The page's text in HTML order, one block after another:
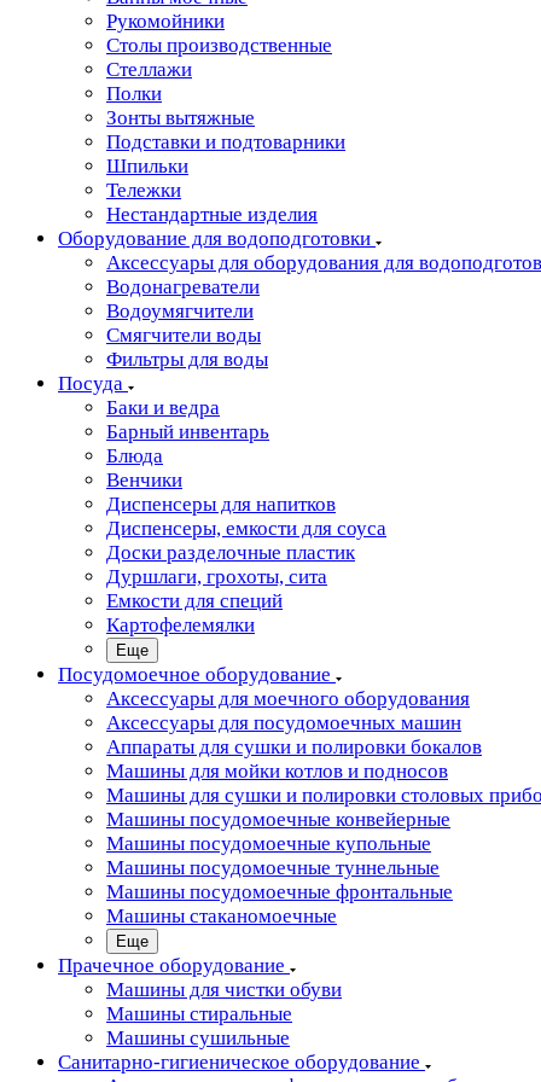
Рукомойники
Столы производственные
Стеллажи
Полки
Зонты вытяжные
Подставки и подтоварники
Шпильки
Тележки
Нестандартные изделия
Оборудование для водоподготовки
Аксессуары для оборудования для
Водонагреватели
Водоумягчители
Смягчители воды
Фильтры для воды
Посуда
Баки и ведра
Барный инвентарь
Блюда
Венчики
Диспенсеры для напитков
Диспенсеры, емкости для соуса
Доски разделочные пластик
Дуршлаги, грохоты, сита
Емкости для специй
Картофелемялки
Еще
Посудомоечное оборудование
Аксессуары для моечного оборудования
Аксессуары для посудомоечных машин
Аппараты для сушки и полировки бокалов
Машины для мойки котлов и подносов
Машины для сушки и полировки столовых
Машины посудомоечные конвейерные
Машины посудомоечные купольные
Машины посудомоечные туннельные
Машины посудомоечные фронтальные
Машины стаканомоечные
Еще
Прачечное оборудование
Машины для чистки обуви
Машины стиральные
Машины сушильные
Санитарно-гигиеническое оборудование